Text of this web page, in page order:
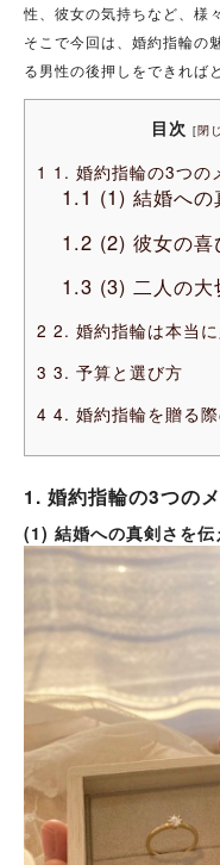
性、彼女の気持ちなど、様
そこで今回は、婚約指輪の
る男性の後押しをできれば
目次 [閉
1 1. 婚約指輪の3つの
1.1 (1) 結婚への
1.2 (2) 彼女の喜
1.3 (3) 二人の大
2 2. 婚約指輪は本当に
3 3. 予算と選び方
4 4. 婚約指輪を贈る
1. 婚約指輪の3つの
(1) 結婚への真剣さを伝